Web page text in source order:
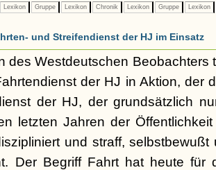
Lexikon Gruppe Lexikon Chronik Lexikon Gruppe Lexikon
und Streifendienst der HJ im Einsatz
des Westdeutschen Beobachters
der HJ in Aktion, der
der HJ, der grundsätzlich
letzten Jahren der
und straff, selbstbewußt
Der Begriff Fahrt hat heute für